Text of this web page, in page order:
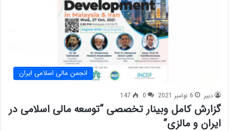
انجمن مالی اسلامی ایران
دبیر 6 نوامبر 2021 0
147
گزارش کامل وبینار تخصصی “توسعه مالی اسلامی در
ایران و مالزی”